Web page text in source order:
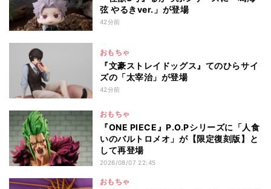
弦 やるきver.」が登場
42分前
おもちゃ
『文豪ストレイドッグス』てのひらサイ
ズの「太宰治」が登場
42分前
おもちゃ
『ONE PIECE』P.O.Pシリーズに「人食
いのバルトロメオ」が【限定復刻版】と
して再登場
2026/08/07 22:45
おもちゃ